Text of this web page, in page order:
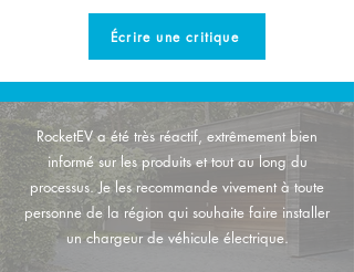
Écrire une critique
RocketEV a été très réactif, extrêmement bien
informé sur les produits et tout au long du
processus. Je les recommande vivement à toute
personne de la région qui souhaite faire installer
un chargeur de véhicule électrique.